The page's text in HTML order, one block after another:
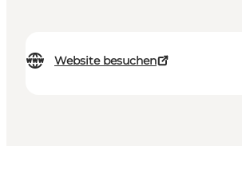
Website besuchen